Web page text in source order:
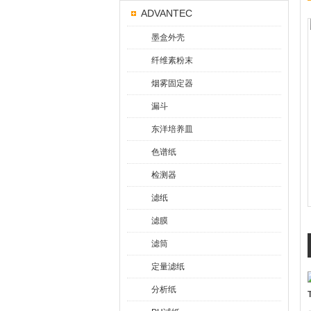
ADVANTEC
墨盒外壳
纤维素粉末
烟雾固定器
漏斗
东洋培养皿
色谱纸
检测器
滤纸
滤膜
滤筒
定量滤纸
分析纸